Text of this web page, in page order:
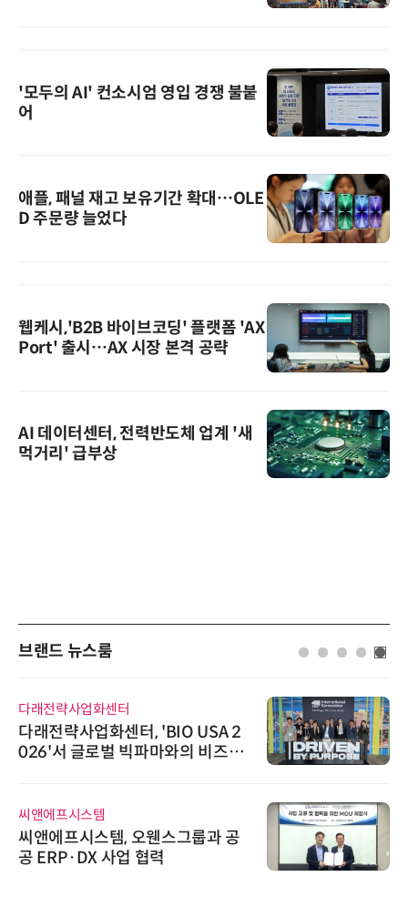
'모두의 AI' 컨소시엄 영입 경쟁 불붙
어
애플, 패널 재고 보유기간 확대…OLE
D 주문량 늘었다
웹케시,'B2B 바이브코딩' 플랫폼 'AX
Port' 출시…AX 시장 본격 공략
AI 데이터센터, 전력반도체 업계 '새
먹거리' 급부상
브랜드 뉴스룸
다래전략사업화센터
다래전략사업화센터, 'BIO USA 2
026'서 글로벌 빅파마와의 비즈니
씨앤에프시스템
씨앤에프시스템, 오웬스그룹과 공
공 ERP·DX 사업 협력